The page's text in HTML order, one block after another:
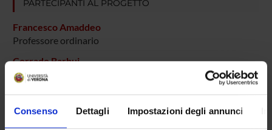
Consenso Dettagli Impostazioni degli annunci
PARTECIPANTI AL PROGETTO
Francesco Amaddeo
Professore ordinario
Corrado Barbui
Professore ordinario
Laura Grigoletti